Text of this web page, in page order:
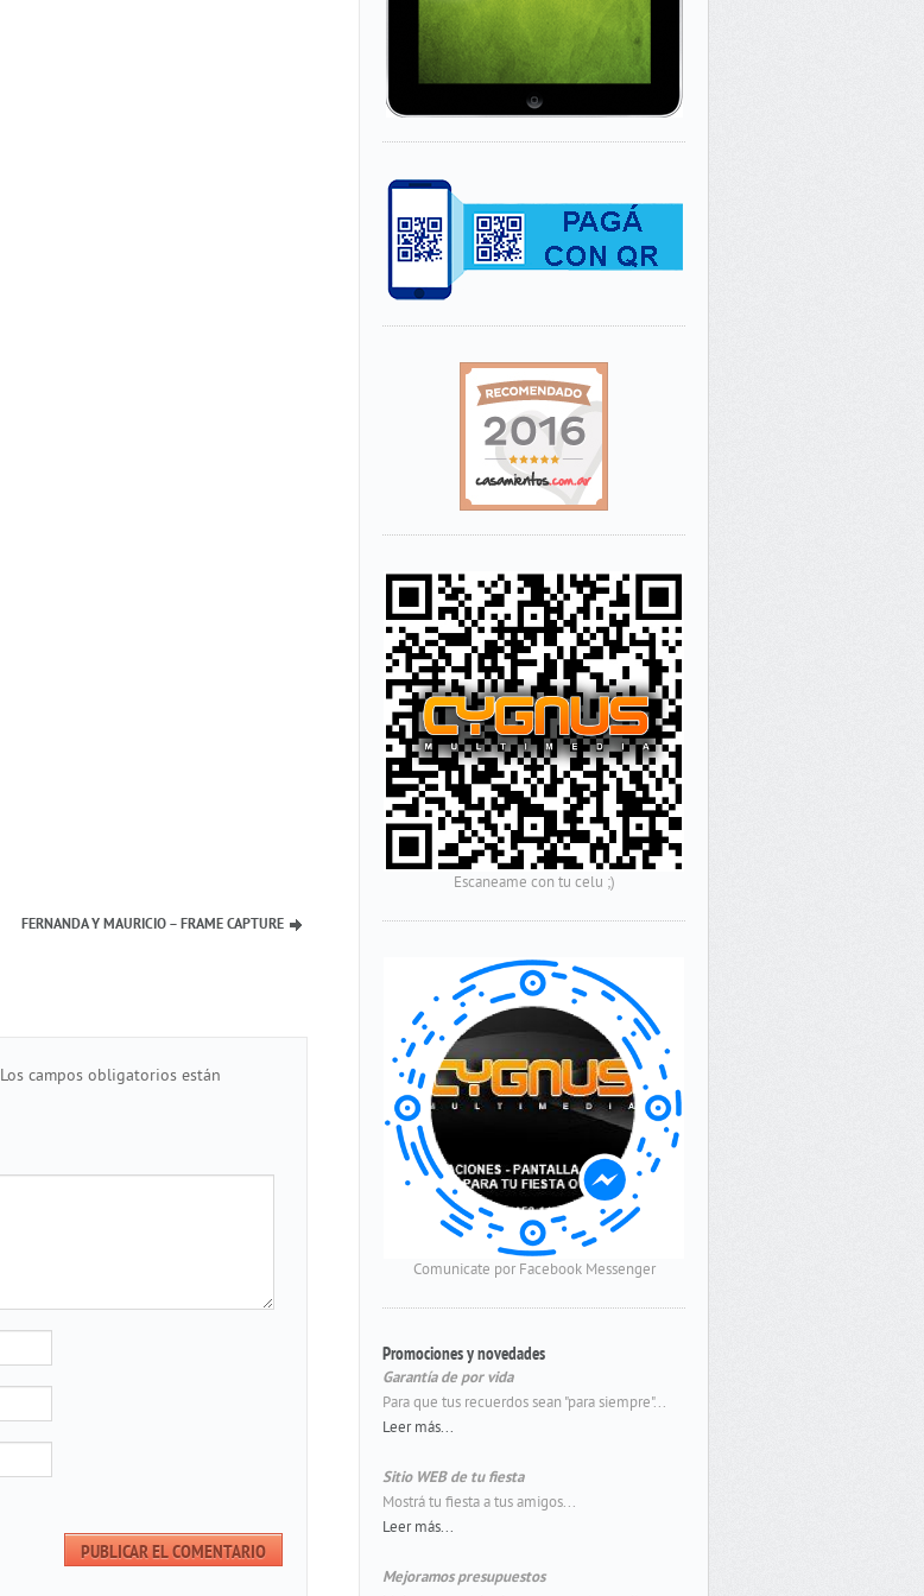
FERNANDA Y MAURICIO – FRAME CAPTURE
Los campos obligatorios están
Escaneame con tu celu ;)
Comunicate por Facebook Messenger
Promociones y novedades
Garantía de por vida
Para que tus recuerdos sean "para siempre"...
Leer más...
Sitio WEB de tu fiesta
Mostrá tu fiesta a tus amigos...
Leer más...
Mejoramos presupuestos